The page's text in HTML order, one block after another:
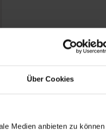
Über Cookies
Medien anbieten zu können